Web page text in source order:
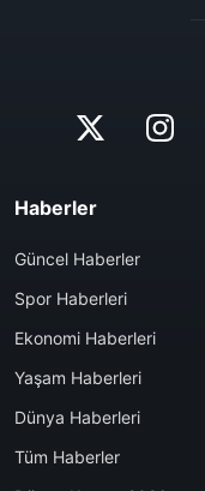
Haberler
Güncel Haberler
Spor Haberleri
Ekonomi Haberleri
Yaşam Haberleri
Dünya Haberleri
Tüm Haberler